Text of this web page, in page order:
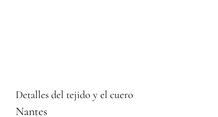
Detalles del tejido y el cuero
Nantes